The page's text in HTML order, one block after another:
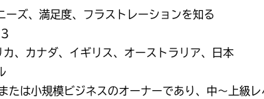
ズ、満足度、フラストレーションを知る
、カナダ、イギリス、オーストラリア、日本
たは小規模ビジネスのオーナーであり、中〜上級